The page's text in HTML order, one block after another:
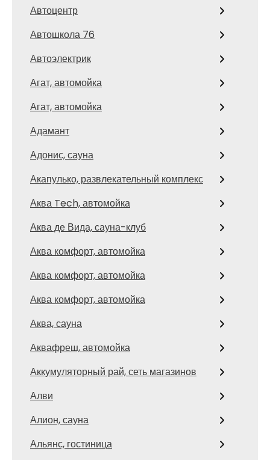
Автоцентр
Автошкола 76
Автоэлектрик
Агат, автомойка
Агат, автомойка
Адамант
Адонис, сауна
Акапулько, развлекательный комплекс
Аква Tech, автомойка
Аква де Вида, сауна-клуб
Аква комфорт, автомойка
Аква комфорт, автомойка
Аква комфорт, автомойка
Аква, сауна
Аквафреш, автомойка
Аккумуляторный рай, сеть магазинов
Алви
Алион, сауна
Альянс, гостиница